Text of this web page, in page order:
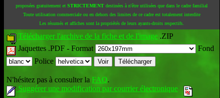
proposées gratuitement et STRICTEMENT destinées à n'être utilisées que dans le cadre familial
Toute utilisation commerciale ou en dehors des limites de ce cadre est totalement interdite
Les résumés et affiches sont la propriétés de leurs ayants-droits respectifs.
Télécharger l'archive de la fiche et de l'image .ZIP
Jaquettes .PDF - Format
Fond
Police
N'hésitez pas à consulter la FAQ.
Suggérer une modification par courrier électronique